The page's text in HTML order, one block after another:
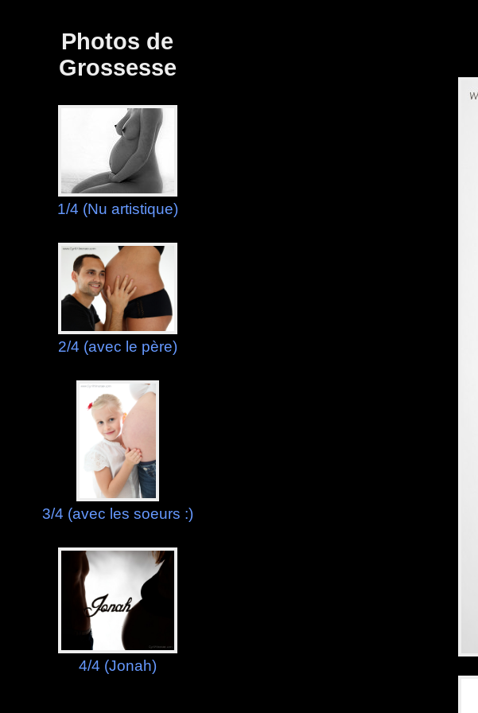
Photos de
Grossesse
1/4 (Nu artistique)
2/4 (avec le père)
3/4 (avec les soeurs :)
4/4 (Jonah)